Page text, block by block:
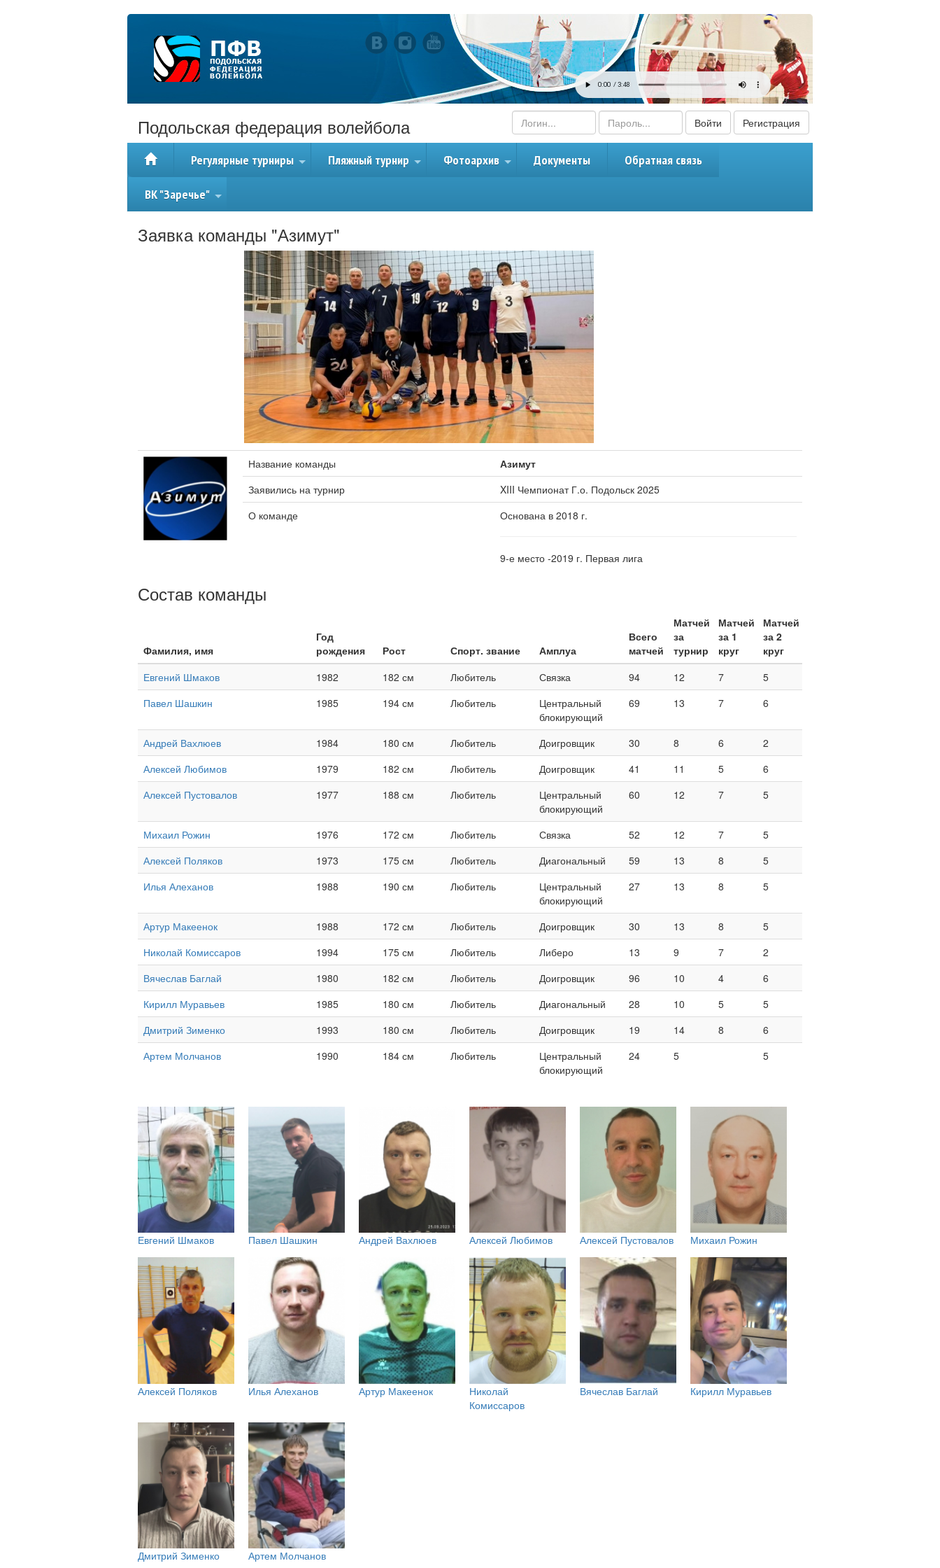
Войти Регистрация
Подольская федерация волейбола
Регулярные турниры Пляжный турнир Фотоархив Документы Обратная связь
+
ВК "Заречье"
Заявка команды "Азимут"
Название команды
Азимут
Заявились на турнир
XIII Чемпионат Г.о. Подольск 2025
О команде
Основана в 2018 г.
9-е место -2019 г. Первая лига
Состав команды
Фамилия, имя
Год
рождения
Рост Спорт. звание Амплуа
Всего
матчей
Матчей
за
турнир
Матчей
за 1
круг
Матчей
за 2
круг
Евгений Шмаков
1982 182 см Любитель Связка 94 12 7
5
Павел Шашкин
1985 194 см Любитель
Центральный
блокирующий
69 13 7 6
Андрей Вахлюев 1984 180 см Любитель Доигровщик 30 8 6
2
Алексей Любимов
1979 182 см Любитель Доигровщик 41 11 5
6
Алексей Пустовалов
1977 188 см Любитель
Центральный
блокирующий
60 12 7 5
Михаил Рожин 1976 172 см Любитель Связка 52 12 7
5
Алексей Поляков
1973 175 см Любитель Диагональный 59 13 8
5
Илья Алеханов
1988 190 см Любитель
Центральный
блокирующий
27 13 8 5
Артур Макеенок 1988 172 см Любитель Доигровщик 30 13 8
5
Николай Комиссаров
1994 175 см Любитель Либеро 13 9 7
2
Вячеслав Баглай
1980 182 см Любитель Доигровщик 96 10 4
6
Кирилл Муравьев
1985 180 см Любитель Диагональный 28 10 5
5
Дмитрий Зименко
1993 180 см Любитель Доигровщик 19 14 8
6
Артем Молчанов
1990 184 см Любитель
Центральный
блокирующий
24 5 5
Евгений Шмаков Павел Шашкин Андрей Вахлюев Алексей Любимов Алексей Пустовалов Михаил Рожин
Алексей Поляков Илья Алеханов Артур Макеенок
Николай
Комиссаров
Вячеслав Баглай Кирилл Муравьев
Дмитрий Зименко Артем Молчанов